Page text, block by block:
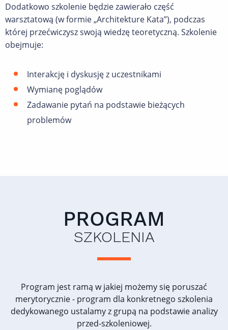
Dodatkowo szkolenie będzie zawierało część
warsztatową (w formie „Architekture Kata”), podczas
której przećwiczysz swoją wiedzę teoretyczną. Szkolenie
obejmuje:
Interakcję i dyskusję z uczestnikami
Wymianę poglądów
Zadawanie pytań na podstawie bieżących
problemów
PROGRAM
SZKOLENIA
Program jest ramą w jakiej możemy się poruszać
merytorycznie - program dla konkretnego szkolenia
dedykowanego ustalamy z grupą na podstawie analizy
przed-szkoleniowej.